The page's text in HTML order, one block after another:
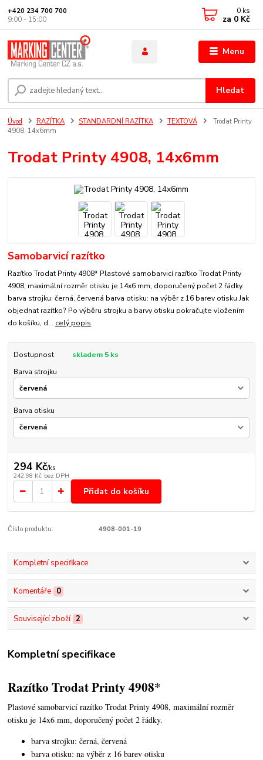
Menu
Hledat
+420 234 700 700
9:00 - 15:00
0 ks
za 0 Kč
Úvod RAZÍTKA STANDARDNÍ RAZÍTKA TEXTOVÁ
Trodat Printy
4908, 14x6mm
Trodat Printy 4908, 14x6mm
Samobarvicí razítko
Razítko Trodat Printy 4908* Plastové samobarvicí razítko Trodat Printy
4908, maximální rozměr otisku je 14x6 mm, doporučený počet 2 řádky.
barva strojku: černá, červená barva otisku: na výběr z 16 barev otisku Jak
objednat razítko? Po výběru strojku a barvy otisku pokračujte vložením
do košíku, d... celý popis
Dostupnost
skladem 5 ks
Barva strojku
Barva otisku
294 Kč/ks
242,98 Kč bez DPH
Přidat do košíku
Číslo produktu: 4908-001-19
Kompletní specifikace
Komentáře 0
Související zboží 2
Kompletní specifikace
Razítko Trodat Printy 4908*
Plastové samobarvicí razítko Trodat Printy 4908,maximální rozměr
otisku je 14x6 mm, doporučený počet 2 řádky.
barva strojku: černá, červená
barva otisku: na výběr z 16 barev otisku